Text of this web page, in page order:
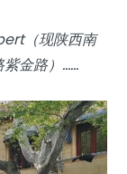
（现陕西南
金路）……